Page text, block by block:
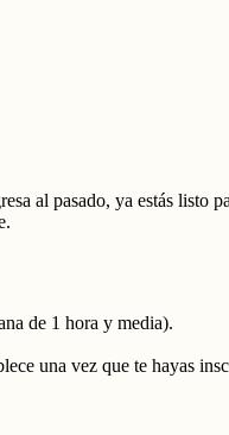
al pasado, ya estás
de 1 hora y media).
una vez que te hayas